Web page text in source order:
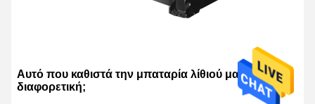
Αυτό που καθιστά την μπαταρία λίθιού μας
διαφορετική;